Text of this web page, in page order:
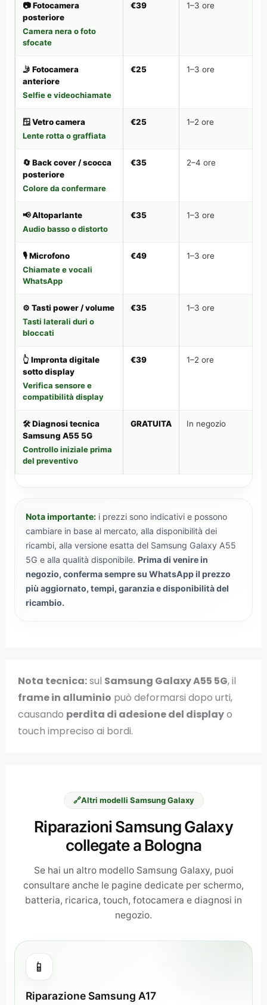
📷 Fotocamera
posteriore
Camera nera o foto
sfocate
€39 1–3 ore
🤳 Fotocamera
anteriore
Selfie e videochiamate
€25 1–3 ore
🪟 Vetro camera
Lente rotta o graffiata
€25 1–2 ore
🔄 Back cover / scocca
posteriore
Colore da confermare
€35 2–4 ore
📢 Altoparlante
Audio basso o distorto
€35 1–3 ore
🎙️ Microfono
Chiamate e vocali
WhatsApp
€49 1–3 ore
⚙️ Tasti power / volume
Tasti laterali duri o
bloccati
€35 1–3 ore
👆 Impronta digitale
sotto display
Verifica sensore e
compatibilità display
€39 1–2 ore
🛠️ Diagnosi tecnica
Samsung A55 5G
Controllo iniziale prima
del preventivo
GRATUITA In negozio
Nota importante: i prezzi sono indicativi e possono
cambiare in base al mercato, alla disponibilità dei
ricambi, alla versione esatta del Samsung Galaxy A55
5G e alla qualità disponibile. Prima di venire in
negozio, conferma sempre su WhatsApp il prezzo
più aggiornato, tempi, garanzia e disponibilità del
ricambio.
Nota tecnica:sul Samsung Galaxy A55 5G, il
frame in alluminio può deformarsi dopo urti,
causando perdita di adesione del displayo
touch impreciso ai bordi.
🔗Altri modelli Samsung Galaxy
Riparazioni Samsung Galaxy
collegate a Bologna
Se hai un altro modello Samsung Galaxy, puoi
consultare anche le pagine dedicate per schermo,
batteria, ricarica, touch, fotocamera e diagnosi in
negozio.
📱
Riparazione Samsung A17